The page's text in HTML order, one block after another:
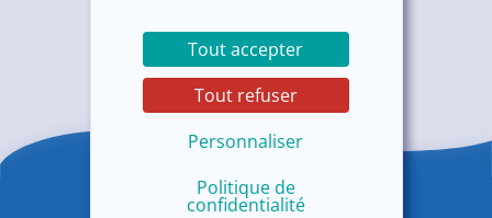
Tout accepter
Tout refuser
Personnaliser
Politique de
confidentialité